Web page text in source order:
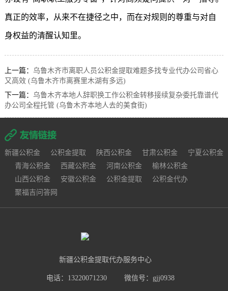
真正的效率，从来不在捷径之中，而在对规则的尊重与对自
身权益的清醒认知里。
上一篇： 乌鲁木齐市离职人员公积金提取难题多找专业代办公司省心
又高效 (乌鲁木齐市离赛里木湖有多远)
下一篇： 乌鲁木齐本地人辞职换工作公积金转移接续复杂委托靠谱代
办公司全程托管 (乌鲁木齐本地人去的美食街)
新疆公积金 公积金提取 陕西公积金 甘肃公积金
宁夏公积金
青海公积金
西藏公积金 河南公积金
榆林公积金
山西公积金
安徽公积金 公积金提取
公积金代办
聚福吉问答网
新疆公积金提取代办服务中心
电话：13220071230 微信号：gjj0938